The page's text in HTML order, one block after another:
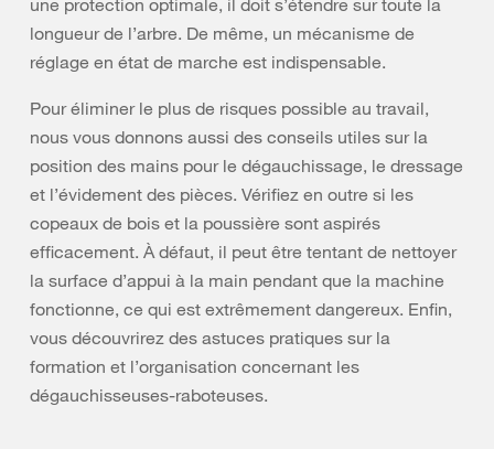
une protection optimale, il doit s’étendre sur toute la
longueur de l’arbre. De même, un mécanisme de
réglage en état de marche est indispensable.
Pour éliminer le plus de risques possible au travail,
nous vous donnons aussi des conseils utiles sur la
position des mains pour le dégauchissage, le dressage
et l’évidement des pièces. Vérifiez en outre si les
copeaux de bois et la poussière sont aspirés
efficacement. À défaut, il peut être tentant de nettoyer
la surface d’appui à la main pendant que la machine
fonctionne, ce qui est extrêmement dangereux. Enfin,
vous découvrirez des astuces pratiques sur la
formation et l’organisation concernant les
dégauchisseuses-raboteuses.